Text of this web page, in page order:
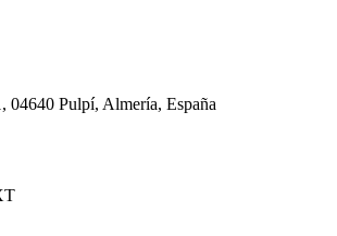
04640 Pulpí, Almería, España